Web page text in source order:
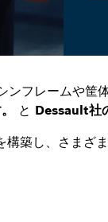
ンフレームや筐
と Dessault社
築し、さまざ